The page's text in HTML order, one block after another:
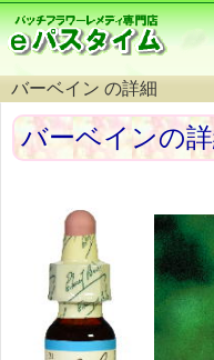
バーベイン の詳細
バーベインの